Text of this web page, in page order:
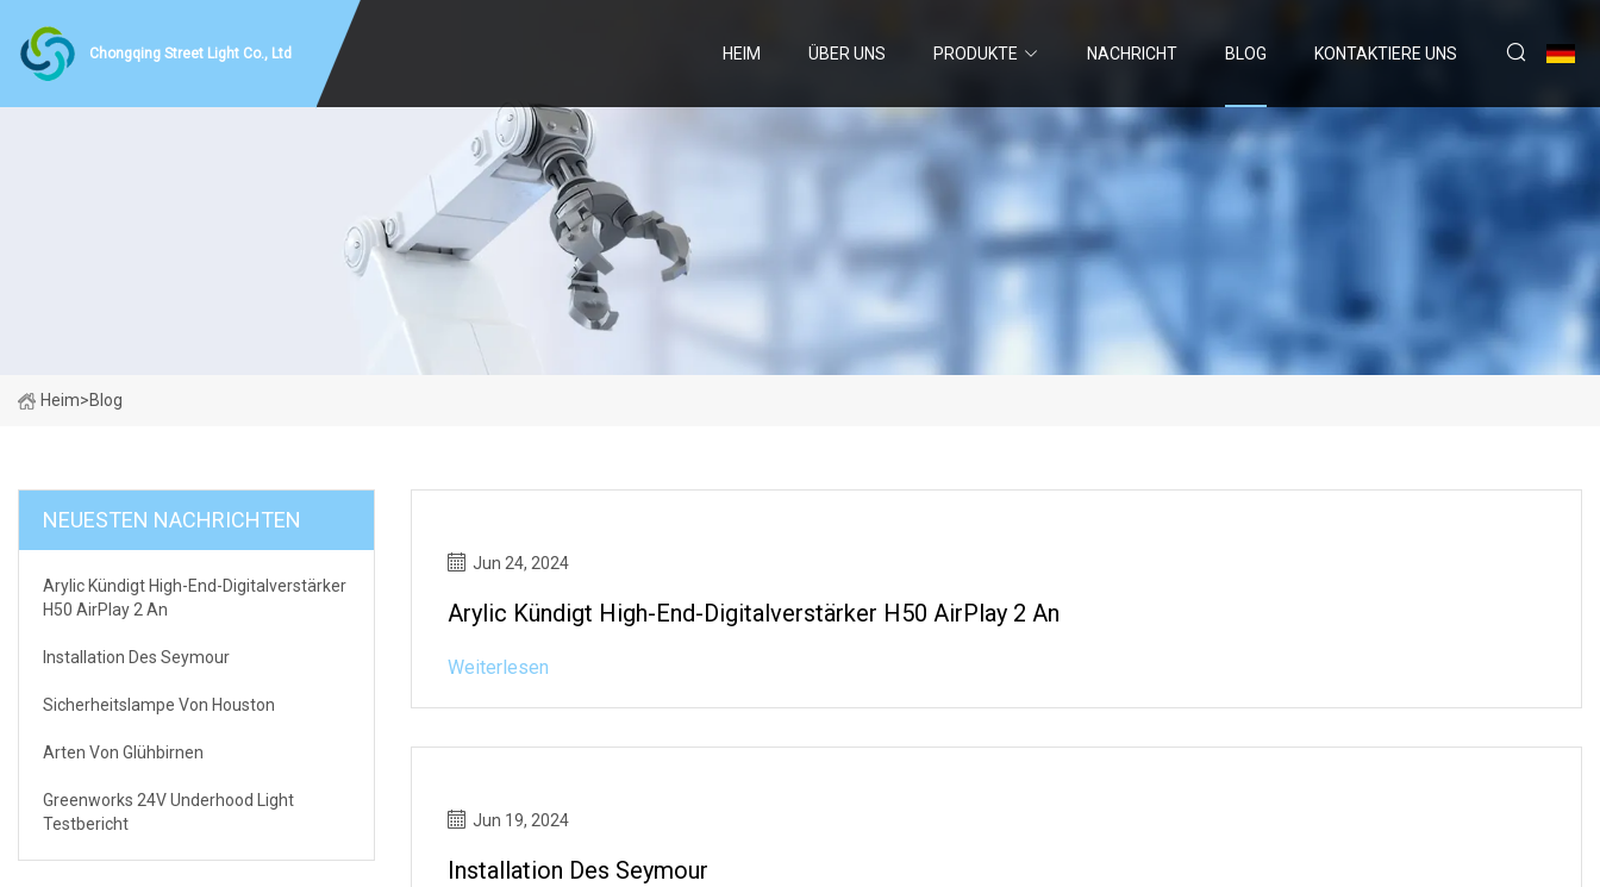
Chongqing Street Light Co., Ltd HEIM ÜBER UNS PRODUKTE NACHRICHT BLOG KONTAKTIERE UNS
Heim>Blog
NEUESTEN NACHRICHTEN
Arylic Kündigt High-End-Digitalverstärker
H50 AirPlay 2 An
Installation Des Seymour
Sicherheitslampe Von Houston
Arten Von Glühbirnen
Greenworks 24V Underhood Light
Testbericht
Jun 24, 2024
Arylic Kündigt High-End-Digitalverstärker H50 AirPlay 2 An
Weiterlesen
Jun 19, 2024
Installation Des Seymour